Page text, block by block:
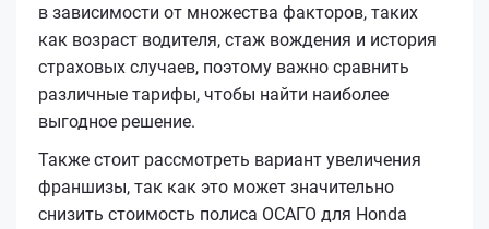
в зависимости от множества факторов, таких
как возраст водителя, стаж вождения и история
страховых случаев, поэтому важно сравнить
различные тарифы, чтобы найти наиболее
выгодное решение.
Также стоит рассмотреть вариант увеличения
франшизы, так как это может значительно
снизить стоимость полиса ОСАГО для Honda